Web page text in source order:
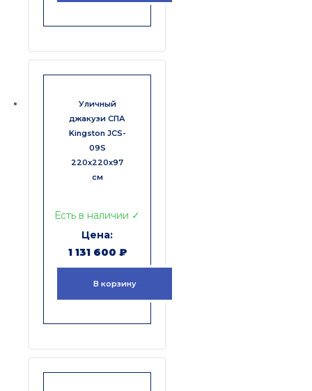
Уличный
джакузи СПА
Kingston JCS-
09S
220x220x97
см
Есть в наличии ✓
1 131 600 ₽
В корзину